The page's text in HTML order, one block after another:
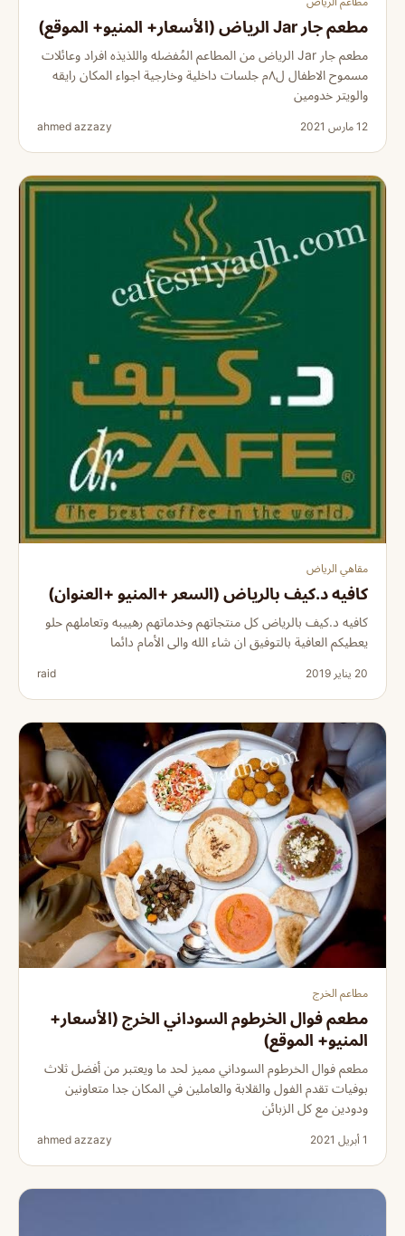
مطعم جار Jar الرياض (الأسعار+ المنيو+ الموقع)
مطعم جار Jar الرياض من المطاعم المُفضله واللذيذه افراد وعائلات
مسموح الاطفال ل٨م جلسات داخلية وخارجية اجواء المكان رايقه
والويتر خدومين
12 مارس 2021 ahmed azzazy
مقاهي الرياض
كافيه د.كيف بالرياض (السعر +المنيو +العنوان)
كافيه د.كيف بالرياض كل منتجاتهم وخدماتهم رهييبه وتعاملهم حلو
يعطيكم العافية بالتوفيق ان شاء الله والى الأمام دائما
20 يناير 2019 raid
مطاعم الخرج
مطعم فوال الخرطوم السوداني الخرج (الأسعار+
المنيو+ الموقع)
مطعم فوال الخرطوم السوداني مميز لحد ما ويعتبر من أفضل ثلاث
بوفيات تقدم الفول والقلابة والعاملين في المكان جدا متعاونين
ودودين مع كل الزبائن
1 أبريل 2021 ahmed azzazy